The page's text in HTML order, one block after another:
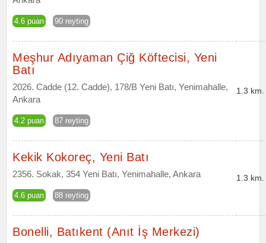
4.6 puan 90 reyting
Meşhur Adıyaman Çiğ Köftecisi, Yeni
Batı
2026. Cadde (12. Cadde), 178/B Yeni Batı, Yenimahalle,
Ankara
4.2 puan 87 reyting
1.3 km.
Kekik Kokoreç, Yeni Batı
2356. Sokak, 354 Yeni Batı, Yenimahalle, Ankara
4.6 puan 88 reyting
1.3 km.
Bonelli, Batıkent (Anıt İş Merkezi)